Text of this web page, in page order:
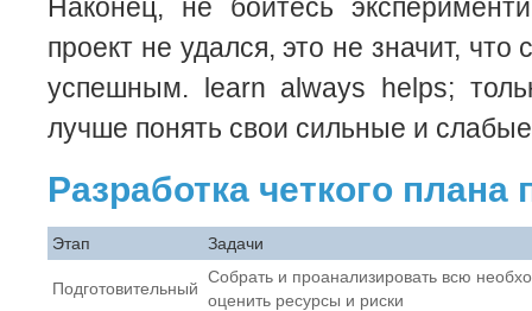
Наконец, не бойтесь
проект не удался, это не значит,
успешным. learn always helps;
лучше понять свои сильные и
Разработка четкого плана
Этап Задачи
Подготовительный
Собрать и проанализировать всю
оценить ресурсы и риски